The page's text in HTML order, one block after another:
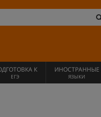
К
ЕГЭ
ИНОСТРАННЫЕ
ЯЗЫКИ